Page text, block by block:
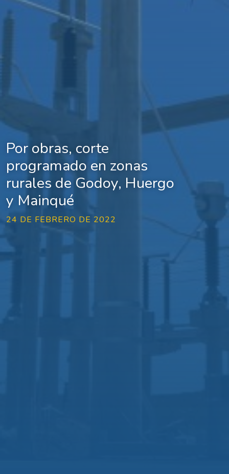
Por obras, corte
programado en zonas
rurales de Godoy, Huergo
y Mainqué
24 DE FEBRERO DE 2022